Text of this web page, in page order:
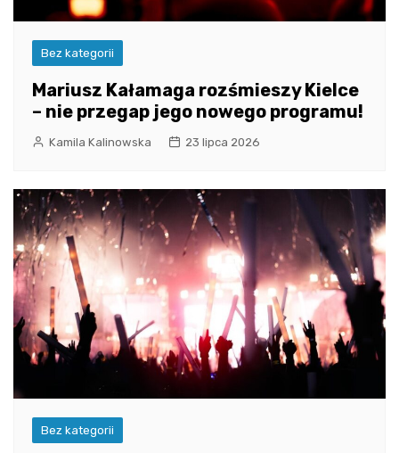
Bez kategorii
Mariusz Kałamaga rozśmieszy Kielce
– nie przegap jego nowego programu!
Kamila Kalinowska 23 lipca 2026
Bez kategorii